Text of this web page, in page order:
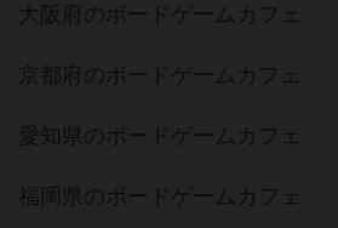
大阪府のボードゲームカフェ
京都府のボードゲームカフェ
愛知県のボードゲームカフェ
福岡県のボードゲームカフェ